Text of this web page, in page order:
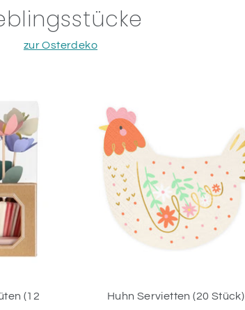
zur Osterdeko
(12
Huhn Servietten (20 Stück)